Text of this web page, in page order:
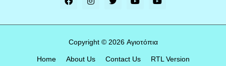
Copyright © 2026 Αγιοτόπια
Home About Us Contact Us RTL Version